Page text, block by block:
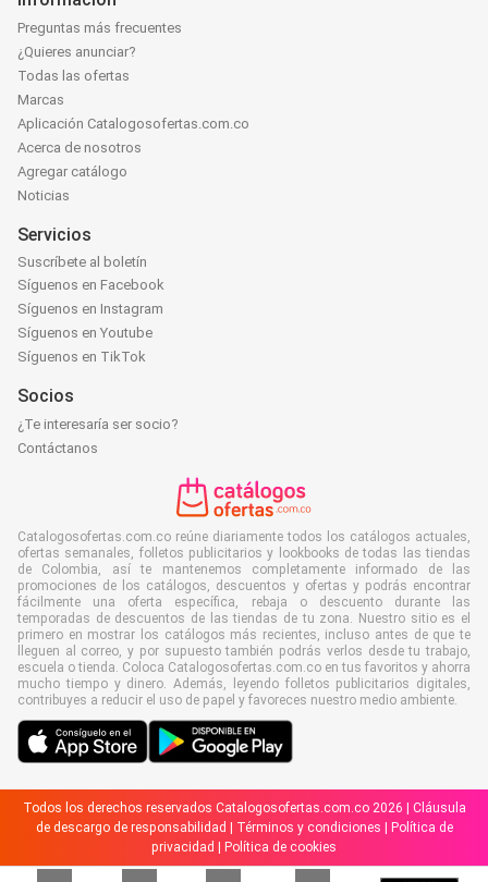
Preguntas más frecuentes
¿Quieres anunciar?
Todas las ofertas
Marcas
Aplicación Catalogosofertas.com.co
Acerca de nosotros
Agregar catálogo
Noticias
Servicios
Suscríbete al boletín
Síguenos en Facebook
Síguenos en Instagram
Síguenos en Youtube
Síguenos en TikTok
Socios
¿Te interesaría ser socio?
Contáctanos
Catalogosofertas.com.co reúne diariamente todos los catálogos actuales,
ofertas semanales, folletos publicitarios y lookbooks de todas las tiendas
de Colombia, así te mantenemos completamente informado de las
promociones de los catálogos, descuentos y ofertas y podrás encontrar
fácilmente una oferta específica, rebaja o descuento durante las
temporadas de descuentos de las tiendas de tu zona. Nuestro sitio es el
primero en mostrar los catálogos más recientes, incluso antes de que te
lleguen al correo, y por supuesto también podrás verlos desde tu trabajo,
escuela o tienda. Coloca Catalogosofertas.com.co en tus favoritos y ahorra
mucho tiempo y dinero. Además, leyendo folletos publicitarios digitales,
contribuyes a reducir el uso de papel y favoreces nuestro medio ambiente.
Todos los derechos reservados Catalogosofertas.com.co 2026 | Cláusula
de descargo de responsabilidad
Términos y condiciones
Política de
privacidad
Política de cookies